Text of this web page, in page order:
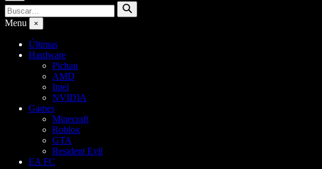
Buscar
por:
Buscar
Menu ×
Últimas
Hardware
Pichau
AMD
Intel
NVIDIA
Games
Minecraft
Roblox
GTA
Resident Evil
EA FC